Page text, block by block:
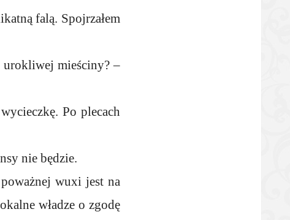
falą. Spojrzałem
urokliwej mieściny? –
Po plecach
nie będzie.
wuxi jest na
władze o zgodę